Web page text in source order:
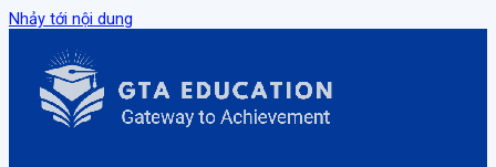
Nhảy tới nội dung